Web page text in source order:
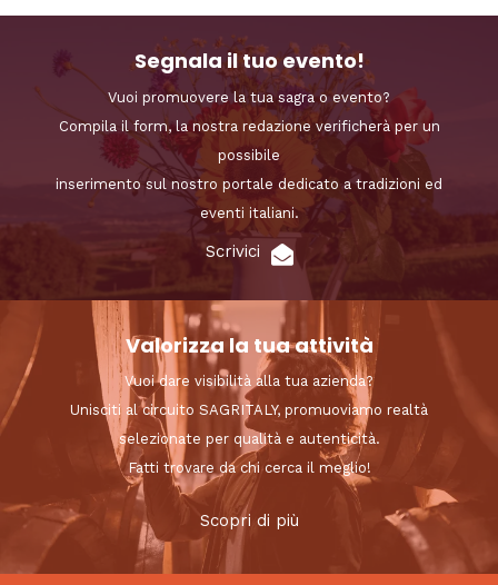
Segnala il tuo evento!
Vuoi promuovere la tua sagra o evento?
Compila il form, la nostra redazione verificherà per un
possibile
inserimento sul nostro portale dedicato a tradizioni ed
eventi italiani.
Scrivici
Valorizza la tua attività
Vuoi dare visibilità alla tua azienda?
Unisciti al circuito SAGRITALY, promuoviamo realtà
selezionate per qualità e autenticità.
Fatti trovare da chi cerca il meglio!
Scopri di più